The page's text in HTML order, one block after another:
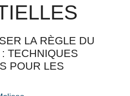
LA RÈGLE DU
TECHNIQUES
POUR LES